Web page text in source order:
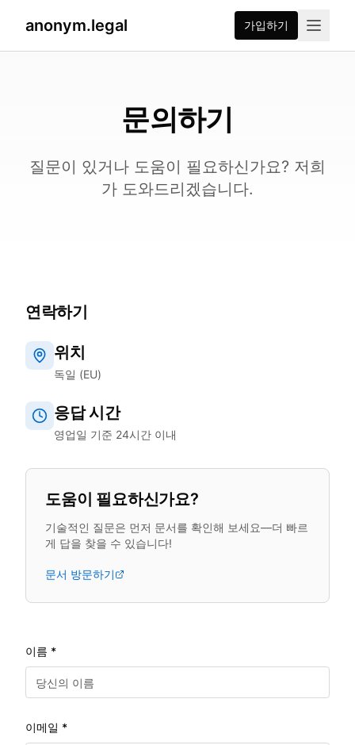
anonym.legal 가입하기
문의하기
질문이 있거나 도움이 필요하신가요? 저희
가 도와드리겠습니다.
연락하기
위치
독일 (EU)
응답 시간
영업일 기준 24시간 이내
도움이 필요하신가요?
기술적인 질문은 먼저 문서를 확인해 보세요—더 빠르
게 답을 찾을 수 있습니다!
문서 방문하기
이름 *
이메일 *